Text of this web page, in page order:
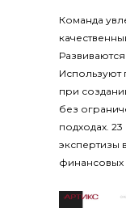
Команда
Используют
при
без
подходах.
экспертизы
финансовых